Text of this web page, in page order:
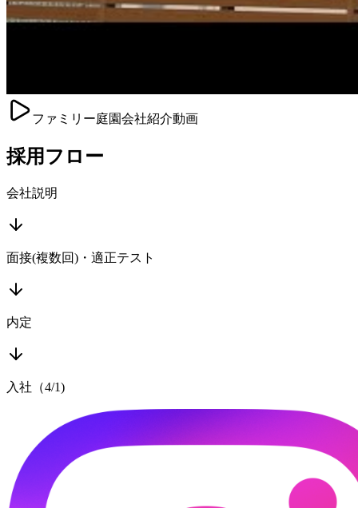
ファミリー庭園会社紹介動画
採用フロー
会社説明
面接(複数回)・適正テスト
内定
入社（4/1)